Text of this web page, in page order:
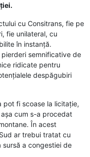
cu Consitrans, fie pe
fie unilateral, cu
în instanță.
semnificative de
ridicate pentru
despăgubiri
pot fi scoase la licitație,
cum s-a procedat
În acest
ar trebui tratat cu
a congestiei de